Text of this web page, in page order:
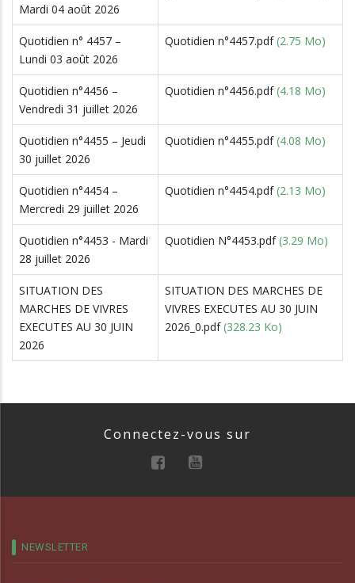
Mardi 04 août 2026
Quotidien n° 4457 –
Lundi 03 août 2026
Quotidien n°4457.pdf (2.75 Mo)
Quotidien n°4456 –
Vendredi 31 juillet 2026
Quotidien n°4456.pdf (4.18 Mo)
Quotidien n°4455 – Jeudi
30 juillet 2026
Quotidien n°4455.pdf (4.08 Mo)
Quotidien n°4454 –
Mercredi 29 juillet 2026
Quotidien n°4454.pdf (2.13 Mo)
Quotidien n°4453 - Mardi
28 juillet 2026
Quotidien N°4453.pdf (3.29 Mo)
SITUATION DES
MARCHES DE VIVRES
EXECUTES AU 30 JUIN
2026
SITUATION DES MARCHES DE
VIVRES EXECUTES AU 30 JUIN
2026_0.pdf (328.23 Ko)
Connectez-vous sur
NEWSLETTER